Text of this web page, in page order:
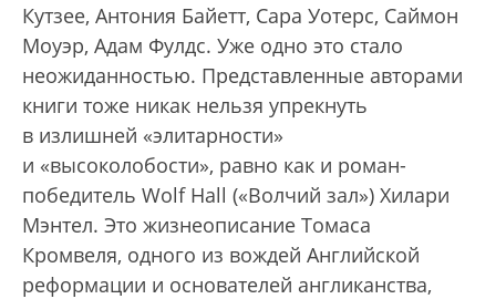
Кутзее, Антония Байетт, Сара Уотерс, Саймон
Моуэр, Адам Фулдс. Уже одно это стало
неожиданностью. Представленные авторами
книги тоже никак нельзя упрекнуть
в излишней «элитарности»
и «высоколобости», равно как и роман-
победитель Wolf Hall («Волчий зал») Хилари
Мэнтел. Это жизнеописание Томаса
Кромвеля, одного из вождей Английской
реформации и основателей англиканства,